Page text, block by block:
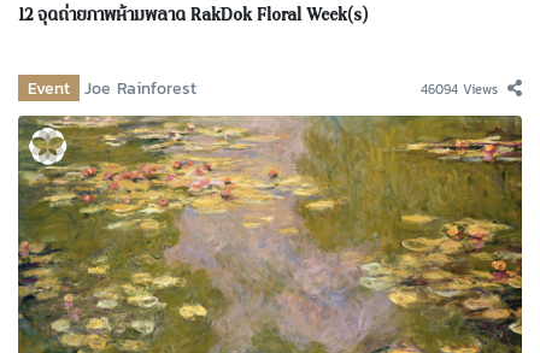
12 จุดถ่ายภาพห้ามพลาด RakDok Floral Week(s)
Event Joe Rainforest 46094 Views